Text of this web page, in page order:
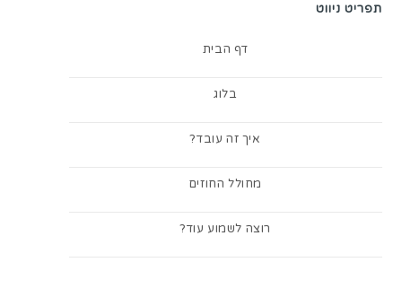
תפריט ניווט
דף הבית
בלוג
איך זה עובד?
מחולל החוזים
רוצה לשמוע עוד?